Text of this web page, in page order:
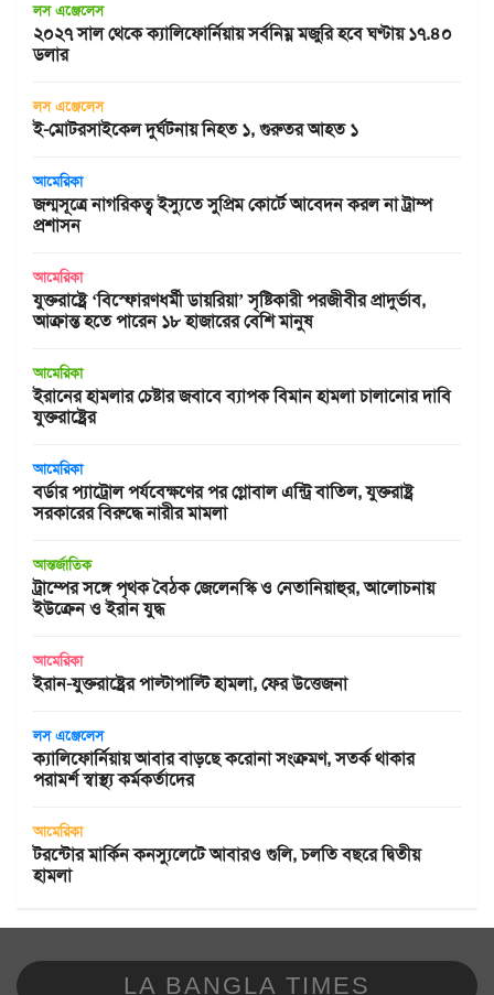
লস এঞ্জেলেস
২০২৭ সাল থেকে ক্যালিফোর্নিয়ায় সর্বনিম্ন মজুরি হবে ঘণ্টায় ১৭.৪০
ডলার
লস এঞ্জেলেস
ই-মোটরসাইকেল দুর্ঘটনায় নিহত ১, গুরুতর আহত ১
আমেরিকা
জন্মসূত্রে নাগরিকত্ব ইস্যুতে সুপ্রিম কোর্টে আবেদন করল না ট্রাম্প
প্রশাসন
আমেরিকা
যুক্তরাষ্ট্রে ‘বিস্ফোরণধর্মী ডায়রিয়া’ সৃষ্টিকারী পরজীবীর প্রাদুর্ভাব,
আক্রান্ত হতে পারেন ১৮ হাজারের বেশি মানুষ
আমেরিকা
ইরানের হামলার চেষ্টার জবাবে ব্যাপক বিমান হামলা চালানোর দাবি
যুক্তরাষ্ট্রের
আমেরিকা
বর্ডার প্যাট্রোল পর্যবেক্ষণের পর গ্লোবাল এন্ট্রি বাতিল, যুক্তরাষ্ট্র
সরকারের বিরুদ্ধে নারীর মামলা
আন্তর্জাতিক
ট্রাম্পের সঙ্গে পৃথক বৈঠক জেলেনস্কি ও নেতানিয়াহুর, আলোচনায়
ইউক্রেন ও ইরান যুদ্ধ
আমেরিকা
ইরান-যুক্তরাষ্ট্রের পাল্টাপাল্টি হামলা, ফের উত্তেজনা
লস এঞ্জেলেস
ক্যালিফোর্নিয়ায় আবার বাড়ছে করোনা সংক্রমণ, সতর্ক থাকার
পরামর্শ স্বাস্থ্য কর্মকর্তাদের
আমেরিকা
টরন্টোর মার্কিন কনস্যুলেটে আবারও গুলি, চলতি বছরে দ্বিতীয়
হামলা
LA BANGLA TIMES